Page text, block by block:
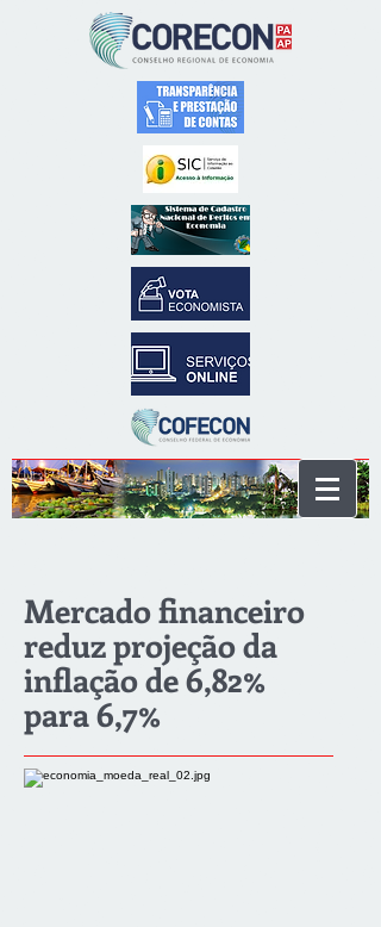
Mercado financeiro
reduz projeção da
inflação de 6,82%
para 6,7%